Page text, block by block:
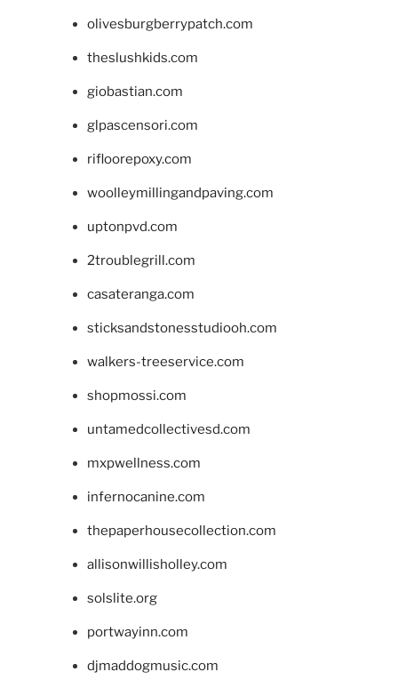
olivesburgberrypatch.com
theslushkids.com
giobastian.com
glpascensori.com
rifloorepoxy.com
woolleymillingandpaving.com
uptonpvd.com
2troublegrill.com
casateranga.com
sticksandstonesstudiooh.com
walkers-treeservice.com
shopmossi.com
untamedcollectivesd.com
mxpwellness.com
infernocanine.com
thepaperhousecollection.com
allisonwillisholley.com
solslite.org
portwayinn.com
djmaddogmusic.com